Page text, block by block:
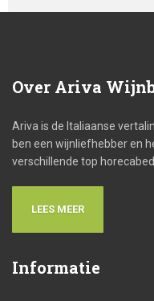
Over Ariva
Ariva is de Italiaanse
ben een wijnliefhebber en
verschillende top
LEES MEER
Informatie